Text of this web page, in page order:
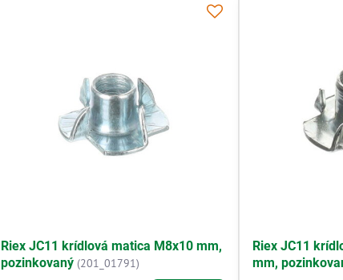
Riex JC11 krídlová matica M8x10 mm,
pozinkovaný (201_01791)
Riex JC11
mm,